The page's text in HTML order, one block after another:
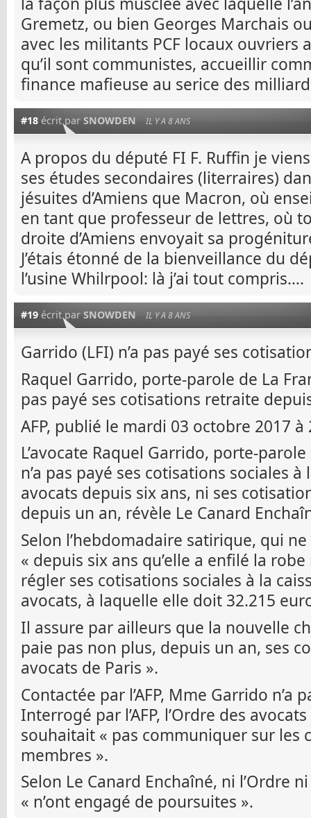
Gremetz, ou bien Georges Marchais
avec les militants PCF locaux ouvriers
qu’il sont communistes, accueillir
finance mafieuse au serice des
#18 écrit par SNOWDEN IL Y A 8 ANS
A propos du député FI F. Ruffin je
ses études secondaires (literraires)
jésuites d’Amiens que Macron, où
en tant que professeur de lettres, où
droite d’Amiens envoyait sa
J’étais étonné de la bienveillance du
l’usine Whilrpool: là j’ai tout compris….
#19 écrit par SNOWDEN IL Y A 8 ANS
Garrido (LFI) n’a pas payé ses
Raquel Garrido, porte-parole de La
pas payé ses cotisations retraite
AFP, publié le mardi 03 octobre 2017 à
L’avocate Raquel Garrido, porte-
n’a pas payé ses cotisations sociales
avocats depuis six ans, ni ses
depuis un an, révèle Le Canard
Selon l’hebdomadaire satirique, qui
« depuis six ans qu’elle a enfilé la
régler ses cotisations sociales à la
avocats, à laquelle elle doit 32.215
Il assure par ailleurs que la nouvelle
paie pas non plus, depuis un an, ses
avocats de Paris ».
Contactée par l’AFP, Mme Garrido n’a
Interrogé par l’AFP, l’Ordre des
souhaitait « pas communiquer sur les
membres ».
Selon Le Canard Enchaîné, ni l’Ordre
« n’ont engagé de poursuites ».